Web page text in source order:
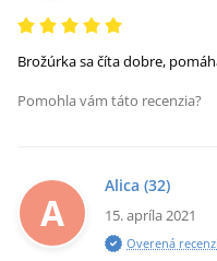
Brožúrka sa číta dobre,
Pomohla vám táto recenzia?
A
Alica (32)
15. apríla 2021
Overená